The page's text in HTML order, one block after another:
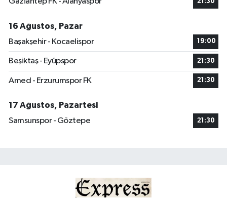
16 Ağustos, Pazar
Başakşehir - Kocaelispor
19:00
Beşiktaş - Eyüpspor 21:30
Amed - Erzurumspor FK 21:30
17 Ağustos, Pazartesi
Samsunspor - Göztepe
21:30